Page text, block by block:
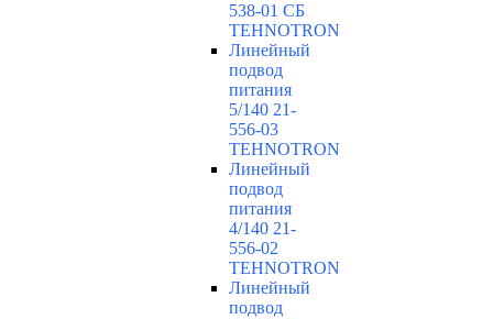
538-01 СБ
TEHNOTRON
Линейный
подвод
питания
5/140 21-
556-03
TEHNOTRON
Линейный
подвод
питания
4/140 21-
556-02
TEHNOTRON
Линейный
подвод